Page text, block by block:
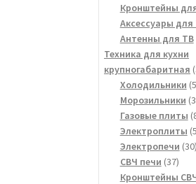
Кронштейны
Аксессуары для
Антенны для ТВ
Техника для кухни
крупногабаритная
Холодильники
Морозильники
Газовые плиты
Электроплиты
Электропечи 30
СВЧ печи 3737
Кронштейны